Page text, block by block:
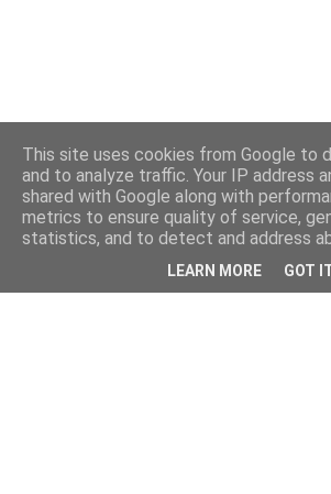
This site uses cookies from Google to
and to analyze traffic. Your IP address
shared with Google along with
metrics to ensure quality of service,
statistics, and to detect and address
LEARN MORE GOT